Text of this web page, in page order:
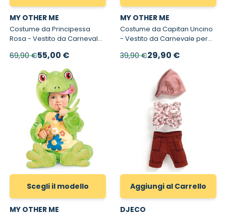
MY OTHER ME
Costume da Principessa
Rosa - Vestito da Carnevale
69,90 €A partire da
55,00 €
MY OTHER ME
Costume da Capitan Uncino
- Vestito da Carnevale per
39,90 €A partire da
29,90 €
Scegli il modello
MY OTHER ME
Aggiungi al Carrello
DJECO